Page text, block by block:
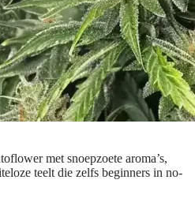
met snoepzoete aroma’s,
teelt die zelfs beginners in no-